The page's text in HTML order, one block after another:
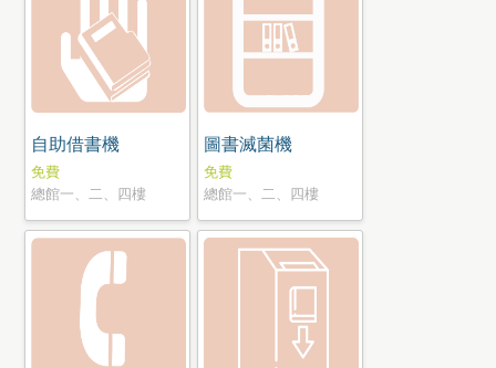
自助借書機
免費
總館一、二、四樓
圖書滅菌機
免費
總館一、
二、四樓